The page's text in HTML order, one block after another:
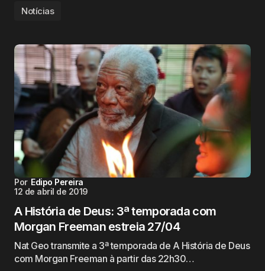
Notícias
Por Edipo Pereira
12 de abril de 2019
A História de Deus: 3ª temporada com
Morgan Freeman estreia 27/04
Nat Geo transmite a 3ª temporada de A História de Deus
com Morgan Freeman à partir das 22h30…